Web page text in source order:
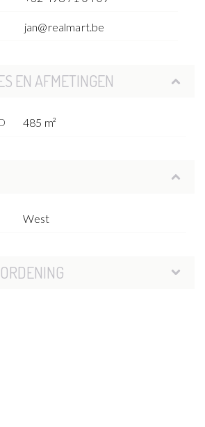
jan@realmart.be
EN AFMETINGEN
485 m²
West